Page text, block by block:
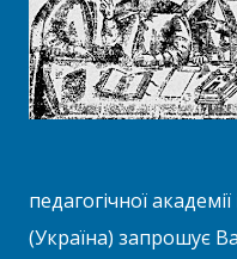
педагогічної
(Україна) запрошує